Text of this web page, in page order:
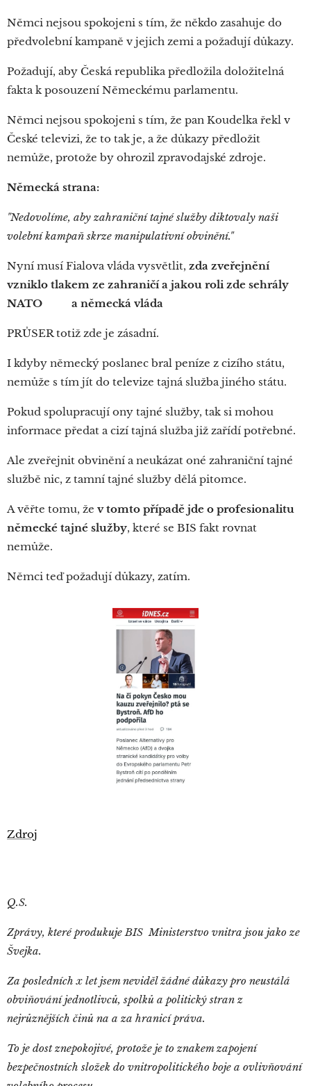
Němci nejsou spokojeni s tím, že někdo zasahuje do
předvolební kampaně v jejich zemi a požadují důkazy.
Požadují, aby Česká republika předložila doložitelná
fakta k posouzení Německému parlamentu.
Němci nejsou spokojeni s tím, že pan Koudelka řekl v
České televizi, že to tak je, a že důkazy předložit
nemůže, protože by ohrozil zpravodajské zdroje.
Německá strana:
"Nedovolíme, aby zahraniční tajné služby diktovaly naši
volební kampaň skrze manipulativní obvinění."
Nyní musí Fialova vláda vysvětlit, zda zveřejnění
vzniklo tlakem ze zahraničí a jakou roli zde sehrály
NATO‼‼ a německá vláda‼
PRŮSER totiž zde je zásadní.
I kdyby německý poslanec bral peníze z cizího státu,
nemůže s tím jít do televize tajná služba jiného státu.
Pokud spolupracují ony tajné služby, tak si mohou
informace předat a cizí tajná služba již zařídí potřebné.
Ale zveřejnit obvinění a neukázat oné zahraniční tajné
službě nic, z tamní tajné služby dělá pitomce.
A věřte tomu, že v tomto případě jde o profesionalitu
německé tajné služby, které se BIS fakt rovnat
nemůže.
Němci teď požadují důkazy, zatím.
Zdroj
Q.S.
Zprávy, které produkuje BIS Ministerstvo vnitra jsou jako ze
Švejka.
Za posledních x let jsem neviděl žádné důkazy pro neustálá
obviňování jednotlivců, spolků a politický stran z
nejrůznějších činů na a za hranicí práva.
To je dost znepokojivé, protože je to znakem zapojení
bezpečnostních složek do vnitropolitického boje a ovlivňování